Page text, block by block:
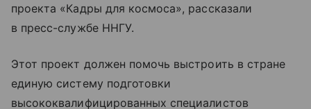
проекта «Кадры для космоса», рассказали
в пресс-службе ННГУ.
Этот проект должен помочь выстроить в стране
единую систему подготовки
высококвалифицированных специалистов